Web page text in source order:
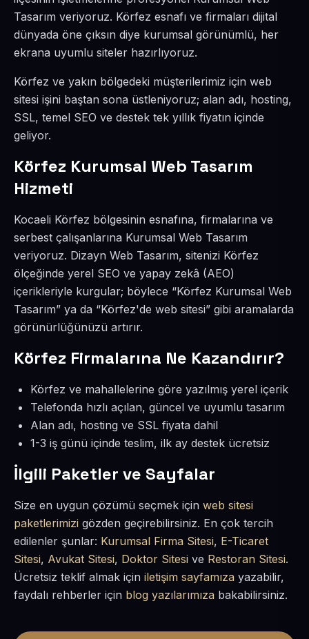
Tasarım veriyoruz. Körfez esnafı ve firmaları dijital
dünyada öne çıksın diye kurumsal görünümlü, her
ekrana uyumlu siteler hazırlıyoruz.
Körfez ve yakın bölgedeki müşterilerimiz için web
sitesi işini baştan sona üstleniyoruz; alan adı, hosting,
SSL, temel SEO ve destek tek yıllık fiyatın içinde
geliyor.
Körfez Kurumsal Web Tasarım
Hizmeti
Kocaeli Körfez bölgesinin esnafına, firmalarına ve
serbest çalışanlarına Kurumsal Web Tasarım
veriyoruz. Dizayn Web Tasarım, sitenizi Körfez
ölçeğinde yerel SEO ve yapay zekâ (AEO)
içerikleriyle kurgular; böylece “Körfez Kurumsal Web
Tasarım” ya da “Körfez'de web sitesi” gibi aramalarda
görünürlüğünüzü artırır.
Körfez Firmalarına Ne Kazandırır?
Körfez ve mahallelerine göre yazılmış yerel içerik
Telefonda hızlı açılan, güncel ve uyumlu tasarım
Alan adı, hosting ve SSL fiyata dahil
1-3 iş günü içinde teslim, ilk ay destek ücretsiz
İlgili Paketler ve Sayfalar
Size en uygun çözümü seçmek için web sitesi
paketlerimizi gözden geçirebilirsiniz. En çok tercih
edilenler şunlar: Kurumsal Firma Sitesi, E-Ticaret
Sitesi, Avukat Sitesi, Doktor Sitesi ve Restoran Sitesi.
Ücretsiz teklif almak için iletişim sayfamıza yazabilir,
faydalı rehberler için blog yazılarımıza bakabilirsiniz.